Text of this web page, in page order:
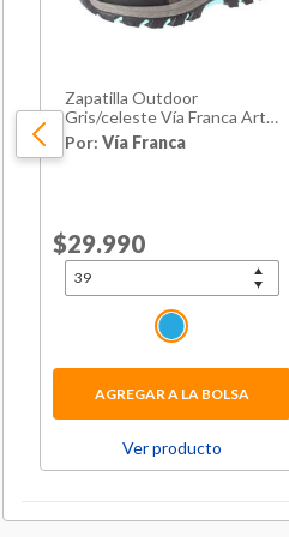
Zapatilla Outdoor
Gris/celeste Vía Franca Art.
52203b0075greylblue
Por: Vía Franca
Price reduced from
$29.990
AGREGAR A LA BOLSA
Ver producto